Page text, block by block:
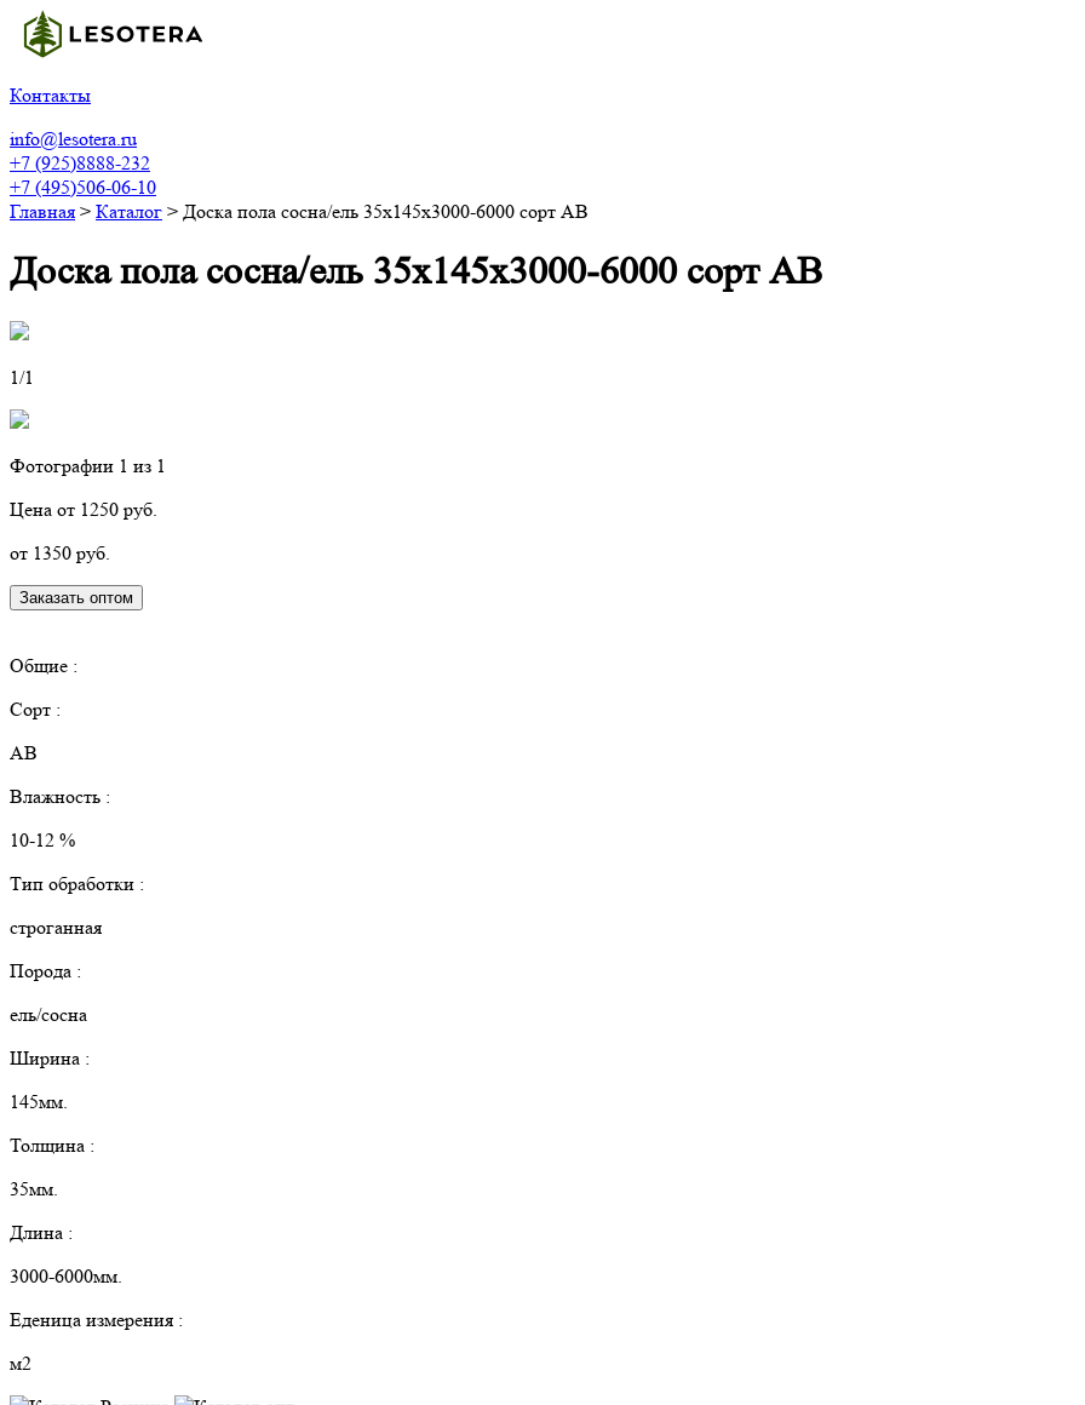
Контакты
info@lesotera.ru
+7 (925)8888-232
+7 (495)506-06-10
Главная > Каталог > Доска пола сосна/ель 35х145х3000-6000 сорт АВ
Доска пола сосна/ель 35х145х3000-6000 сорт АВ
1/1
Фотографии 1 из 1
Цена от 1250 руб.
от 1350 руб.
Заказать оптом
Общие :
Сорт :
АВ
Влажность :
10-12 %
Тип обработки :
строганная
Порода :
ель/сосна
Ширина :
145мм.
Толщина :
35мм.
Длина :
3000-6000мм.
Еденица измерения :
м2